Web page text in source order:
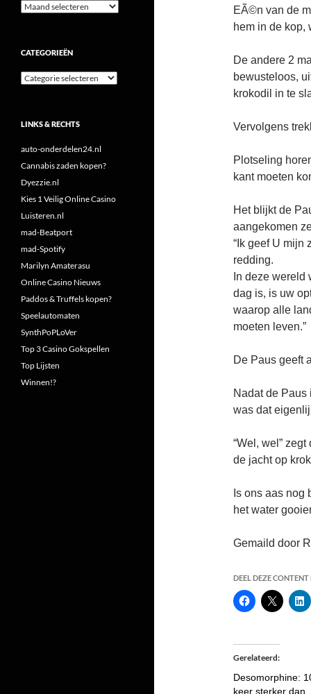
EÃ©n van de
hem in de kop,
De andere 2
bewusteloos,
krokodil in te
Vervolgens
Plotseling
kant moeten
Het blijkt de
aangekomen
“Ik geef U mijn
redding.
In deze
dag is, is uw
waarop alle
moeten leven.”
De Paus geeft
Nadat de Paus
was dat
“Wel, wel”
de jacht op
Is ons aas nog
het water
Gemaild door
DEEL DEZE
Gerelateerd
Desomorphine:
keer sterker dan
Archieven
CATEGORIEËN
Categorieën
LINKS & RECHTS
auto-onderdelen24.nl
Cannabis zaden kopen?
Dyezzie.nl
Kies 1 Veilig Online Casino
Luisteren.nl
mad-Beatport
mad-Spotify
Marilyn Amaterasu
Online Casino Nieuws
Paddos & Truffels kopen?
Speelautomaten
SynthPoPLoVer
Top 3 Casino Gokspellen
Top Lijsten
Winnen!?